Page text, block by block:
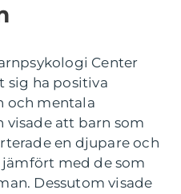
Center
sig ha positiva
och mentala
visade att barn som
en djupare och
med de som
Dessutom visade